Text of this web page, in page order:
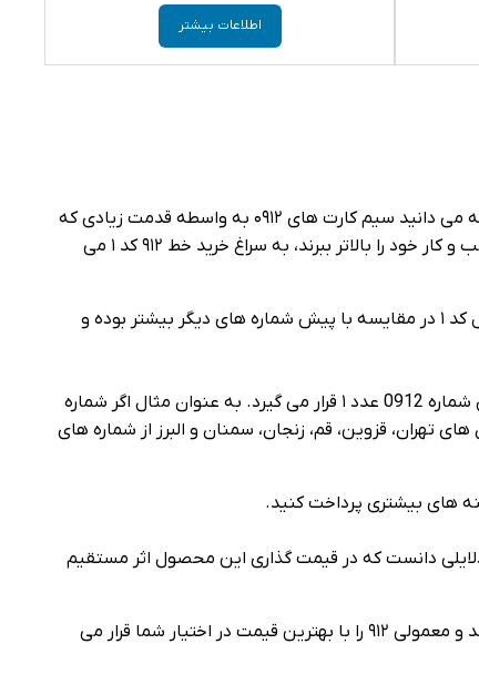
اطلاعات بیشتر
خرید سیم کارت کد ۱ این امکان را می‌ دهد تا بتوانید از اپراتور همراه اول یک خط موبایل با اعتبار زیاد در اختیار داشته باشید. همانگونه که می‌ دانید سیم کارت‌ های ۰۹۱۲ به واسطه قدمت زیادی که
دارند در میان افراد توانسته‌ اند اعتبار بالایی برای خود کسب کنند. با توجه به این شرایط بسیاری از افراد هنگامی که قصد دارند اعتبار کسب و کار خود را بالاتر ببرند، به سراغ خرید خط ۹۱۲ کد ۱ می‌
سرشماره محبوب کد ۱ از میان سیم کارت‌ های ۹۱۲ دارای اعتبار بیشتری است. با توجه به این موارد می‌ توان بیان کرد که قیمت خط موبایل کد ۱ در مقایسه با پیش شماره‌ های دیگر بیشتر بوده و
قبل از بیان هر نکته ای ابتدا بهتر است که تعریفی از سیم کارت کد ۱ داشته باشیم. خط کد 1 به سیم کارتی گفته می‌ شود که پس از پیش شماره 0912 عدد ۱ قرار می‌ گیرد. به عنوان مثال اگر شماره
کد ۱ را در اختیار دارید. با توجه به اینکه استان‌ های تهران، قزوین، قم، زنجان، سمنان و البرز از شماره‌ های
دلایلی دانست که در قیمت گذاری این محصول اثر مستقیم
اگر به دنبال دریافت قیمت خط رند ۹۱۲ کد ۱ هستید، می‌ توانید از خدمات ارائه شده در فروشگاه رند نیک استفاده کنید. انواع شماره‌ های رند و معمولی ۹۱۲ را با بهترین قیمت در اختیار شما قرار می‌